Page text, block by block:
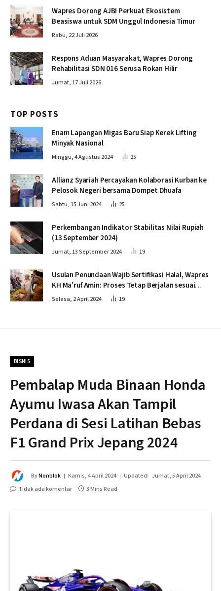
Wapres Dorong AJBI Perkuat Ekosistem
Beasiswa untuk SDM Unggul Indonesia Timur
Rabu, 22 Juli 2026
Respons Aduan Masyarakat, Wapres Dorong
Rehabilitasi SDN 016 Serusa Rokan Hilir
Jumat, 17 Juli 2026
TOP POSTS
Enam Lapangan Migas Baru Siap Kerek Lifting
Minyak Nasional
Minggu, 4 Agustus 2024 25
Allianz Syariah Percayakan Kolaborasi Kurban ke
Pelosok Negeri bersama Dompet Dhuafa
Sabtu, 15 Juni 2024 25
Perkembangan Indikator Stabilitas Nilai Rupiah
(13 September 2024)
Jumat, 13 September 2024 19
Usulan Penundaan Wajib Sertifikasi Halal, Wapres
KH Ma’ruf Amin: Proses Tetap Berjalan sesuai
Penahapan
Selasa, 2 April 2024 19
BISNIS
Pembalap Muda Binaan Honda
Ayumu Iwasa Akan Tampil
Perdana di Sesi Latihan Bebas
F1 Grand Prix Jepang 2024
ByNonblok Kamis, 4 April 2024 Updated: Jumat, 5 April 2024
Tidak ada komentar
3 Mins Read